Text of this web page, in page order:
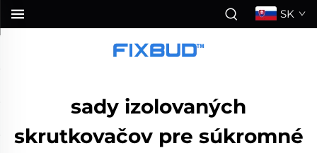
SK
sady izolovaných
skrutkovačov pre súkromné